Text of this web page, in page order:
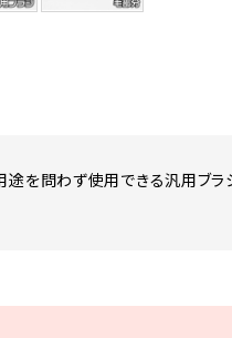
を問わず使用できる汎用ブラ